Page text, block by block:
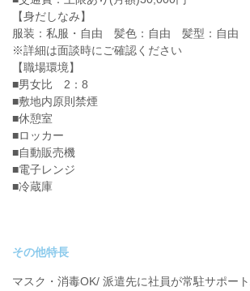
【身だしなみ】
服装：私服・自由 髪色：自由 髪型：自由
※詳細は面談時にご確認ください
【職場環境】
■男女比 2：8
■敷地内原則禁煙
■休憩室
■ロッカー
■自動販売機
■電子レンジ
■冷蔵庫
その他特長
マスク・消毒OK/ 派遣先に社員が常駐サポー